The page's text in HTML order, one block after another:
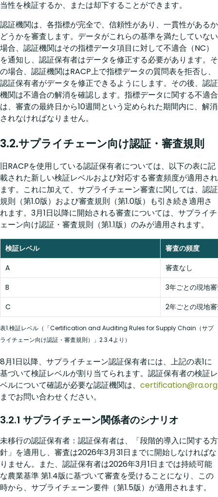
当性を検証するか、または却下することができます。
認証機関は、各指標が完全で、信頼性があり、一貫性があるか
どうかを審査します。データがこれらの基準を満たしていない
場合、認証機関はその指標データ項目に対して不適合（NC）
を通知し、認証保有者はデータを修正する必要があります。そ
の場合、認証機関はRACP上で指標データの質問表を拒否し、
認証保有者がデータを修正できるようにします。その後、認証
機関は不適合の解消を確認します。指標データに関する不適合
は、審査の最終日から10週間という定められた期間内に、解消
されなければなりません。
3.2.サプライチェーン向け認証・審査規則
旧RACPを使用している認証保有者については、以下の表に記
載された新しい検証レベルおよび対応する審査頻度が適用され
ます。これに加えて、サプライチェーン審査に関しては、認証
規則（第1.0版）および審査規則（第1.0版）も引き続き適用さ
れます。3月1日以降に開始される審査については、サプライチ
ェーン向け認証・審査規則（第1.1版）のみが適用されます。
検証レベル
審査の頻度
A
審査なし
B
3年ごとの現地
C
2年ごとの現地
表1.検証レベル（「Certification and Auditing Rules for Supply Chain（サプ
ライチェーン向け認証・審査規則）」2.3.4より）
8月1日以降、サプライチェーン認証保有者には、上記の表1に
基づいて検証レベルが割り当てられます。認証保有者の検証レ
ベルについて確認が必要な認証機関は、 certification@ra.org
までお問い合わせください。
3.2.1 サプライチェーン関係者のシナリオ
未移行の認証保有者：認証保有者は、「段階的導入に関する方
針」を適用し、審査は2026年3月31日までに開始しなければな
りません。また、認証保有者は2026年3月1日までは持続可能
な農業基準 第1.4版に基づいて審査を受けることになり、この
時から、サプライチェーン要件（第1.5版）が適用されます。